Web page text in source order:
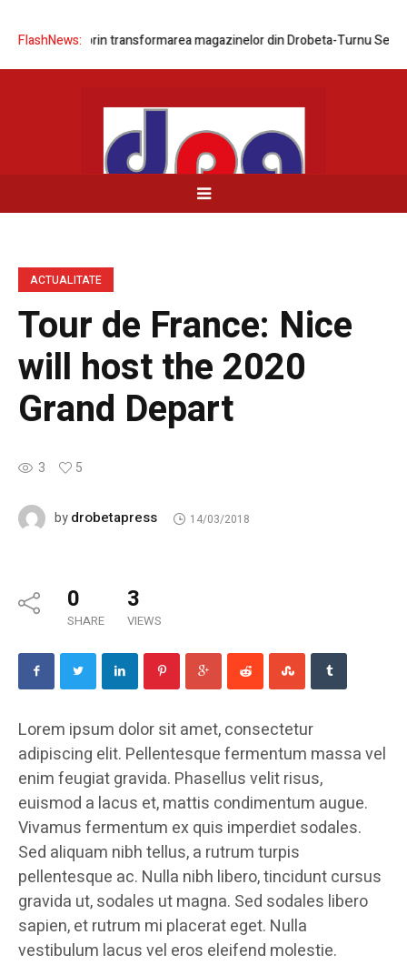
FlashNews:
rețelei prin transformarea magazinelor din Drobeta-Turnu Severin și
ACTUALITATE
Tour de France: Nice
will host the 2020
Grand Depart
3 5
bydrobetapress 14/03/2018
0
SHARE
3
VIEWS
Lorem ipsum dolor sit amet, consectetur
adipiscing elit. Pellentesque fermentum massa vel
enim feugiat gravida. Phasellus velit risus,
euismod a lacus et, mattis condimentum augue.
Vivamus fermentum ex quis imperdiet sodales.
Sed aliquam nibh tellus, a rutrum turpis
pellentesque ac. Nulla nibh libero, tincidunt cursus
gravida ut, sodales ut magna. Sed sodales libero
sapien, et rutrum mi placerat eget. Nulla
vestibulum lacus vel eros eleifend molestie.